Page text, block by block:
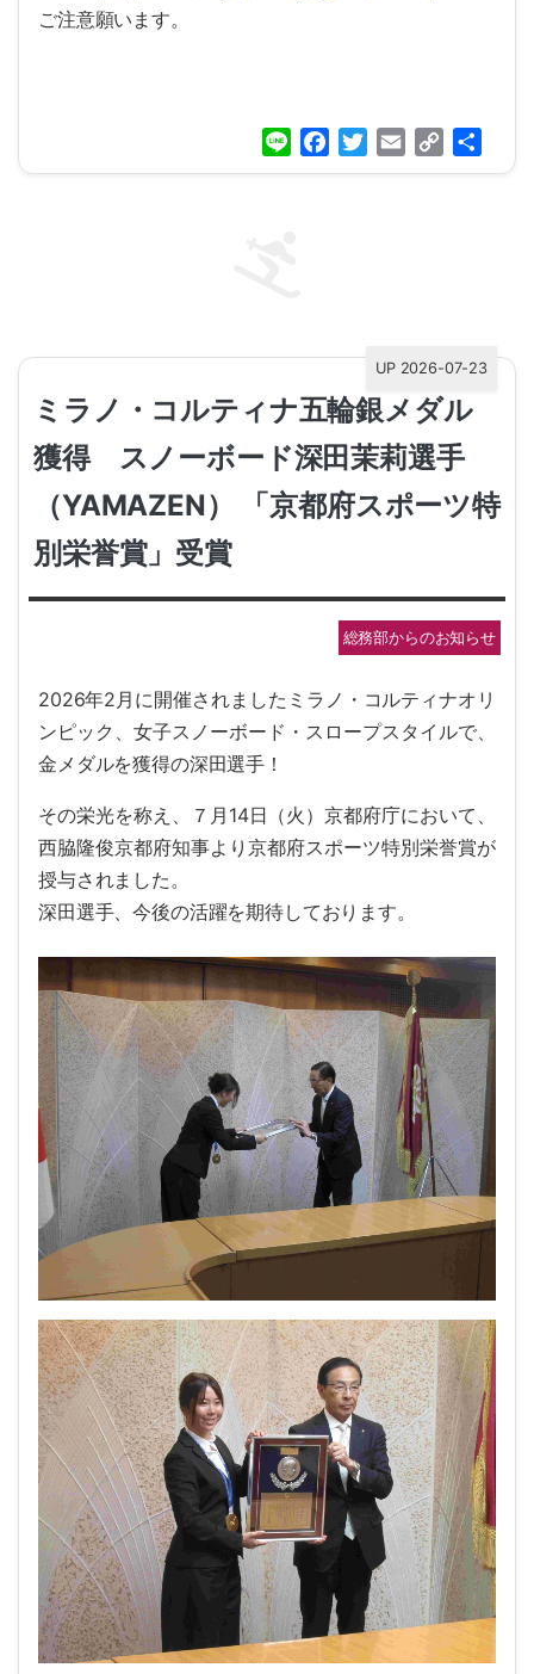
ご注意願います。
Line FacebookTwitterEmail Copy
Link有
ミラノ・コルティナ五輪銀メダル
獲得 スノーボード深田茉莉選手
（YAMAZEN） 「京都府スポーツ特
別栄誉賞」受賞
UP 2026-07-23
総務部からのお知らせ
2026年2月に開催されましたミラノ・コルティナオリ
ンピック、女子スノーボード・スロープスタイルで、
金メダルを獲得の深田選手！
その栄光を称え、７月14日（火）京都府庁において、
西脇隆俊京都府知事より京都府スポーツ特別栄誉賞が
授与されました。
深田選手、今後の活躍を期待しております。